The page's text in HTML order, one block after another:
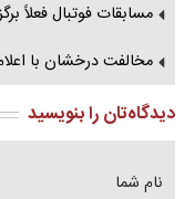
مسابقات فوتبال فعلاً
مخالفت درخشان با
دیدگاه‌تان را بنویسید
نام شما